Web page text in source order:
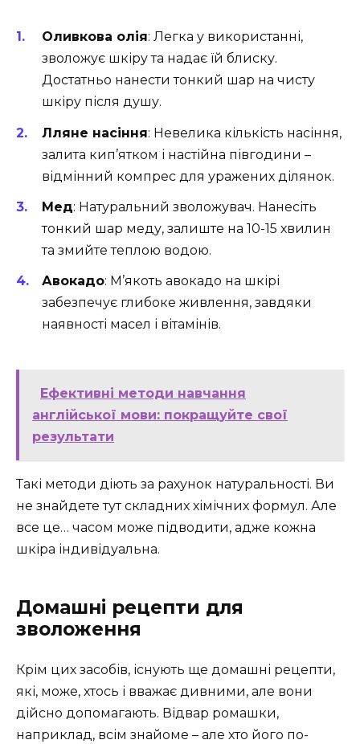
Оливкова олія: Легка у використанні,
зволожує шкіру та надає їй блиску.
Достатньо нанести тонкий шар на чисту
шкіру після душу.
Лляне насіння: Невелика кількість насіння,
залита кип’ятком і настійна півгодини –
відмінний компрес для уражених ділянок.
Мед: Натуральний зволожувач. Нанесіть
тонкий шар меду, залиште на 10-15 хвилин
та змийте теплою водою.
Авокадо: М’якоть авокадо на шкірі
забезпечує глибоке живлення, завдяки
наявності масел і вітамінів.
Ефективні методи навчання
англійської мови: покращуйте свої
результати
Такі методи діють за рахунок натуральності. Ви
не знайдете тут складних хімічних формул. Але
все це… часом може підводити, адже кожна
шкіра індивідуальна.
Домашні рецепти для
зволоження
Крім цих засобів, існують ще домашні рецепти,
які, може, хтось і вважає дивними, але вони
дійсно допомагають. Відвар ромашки,
наприклад, всім знайоме – але хто його по-